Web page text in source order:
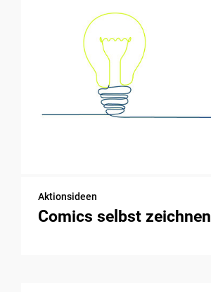
Aktionsideen
Comics selbst zeichnen